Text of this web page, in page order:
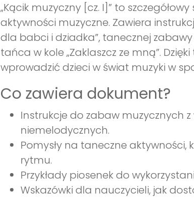
„Kącik muzyczny [cz. I]” to
aktywności muzyczne. Zawiera
dla babci i dziadka”, tanecznej
tańca w kole „Zaklaszcz ze mną”.
wprowadzić dzieci w świat muzyki w
Co zawiera dokument?
Instrukcje do zabaw muzycznych
niemelodycznych.
Pomysły na taneczne
rytmu.
Przykłady piosenek do
Wskazówki dla nauczycieli, jak